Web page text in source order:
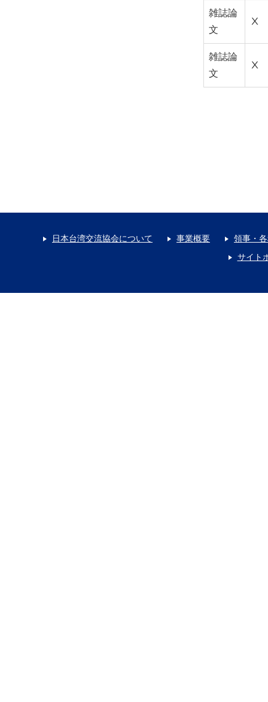
雑誌論
文
Ⅹ
雑誌論
文
Ⅹ
日本台湾交流協会について 事業概要 領事・
サイト